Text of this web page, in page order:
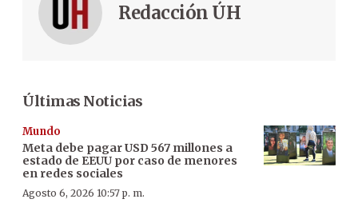
Redacción ÚH
Últimas Noticias
Mundo
Meta debe pagar USD 567 millones a
estado de EEUU por caso de menores
en redes sociales
Agosto 6, 2026 10:57 p. m.